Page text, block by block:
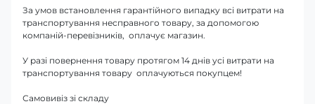
За умов встановлення гарантійного випадку всі витрати на
транспортування несправного товару, за допомогою
компаній-перевізників, оплачує магазин.
У разі повернення товару протягом 14 днів усі витрати на
транспортування товару оплачуються покупцем!
Самовивіз зі складу